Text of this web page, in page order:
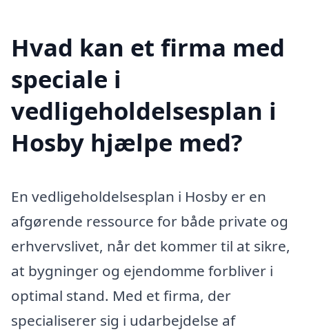
Hvad kan et firma med
speciale i
vedligeholdelsesplan i
Hosby hjælpe med?
En vedligeholdelsesplan i Hosby er en
afgørende ressource for både private og
erhvervslivet, når det kommer til at sikre,
at bygninger og ejendomme forbliver i
optimal stand. Med et firma, der
specialiserer sig i udarbejdelse af